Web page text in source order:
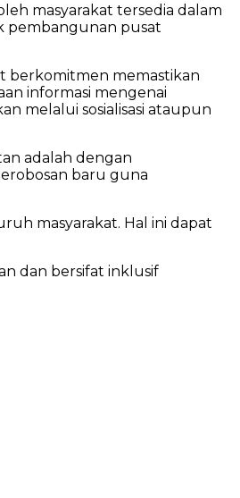
masyarakat tersedia dalam
pembangunan pusat
berkomitmen memastikan
informasi mengenai
melalui sosialisasi ataupun
adalah dengan
baru guna
masyarakat. Hal ini dapat
dan bersifat inklusif